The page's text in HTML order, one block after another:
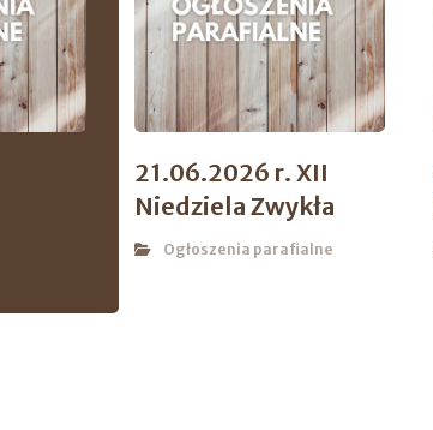
21.06.2026 r. XII
Niedziela Zwykła
Ogłoszenia parafialne